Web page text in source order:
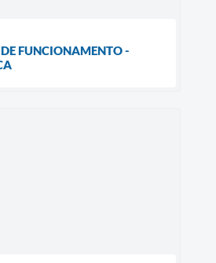
FUNCIONAMENTO -